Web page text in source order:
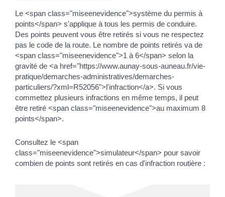
Le <span class="miseenevidence">système du permis à
points</span> s'applique à tous les permis de conduire.
Des points peuvent vous être retirés si vous ne respectez
pas le code de la route. Le nombre de points retirés va de
<span class="miseenevidence">1 à 6</span> selon la
gravité de <a href="https://www.aunay-sous-auneau.fr/vie-
pratique/demarches-administratives/demarches-
particuliers/?xml=R52056">l'infraction</a>. Si vous
commettez plusieurs infractions en même temps, il peut
être retiré <span class="miseenevidence">au maximum 8
points</span>.
Consultez le <span
class="miseenevidence">simulateur</span> pour savoir
combien de points sont retirés en cas d'infraction routière :